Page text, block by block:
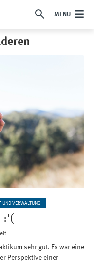
MENU
UND VERWALTUNG
:'(
sehr gut. Es war eine
Perspektive einer